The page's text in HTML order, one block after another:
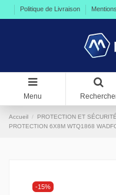
Politique de Livraison
Menu
Accueil PROTECTION ET SÉCURITÉ
PROTECTION 6X8M WTQ1868
-15%